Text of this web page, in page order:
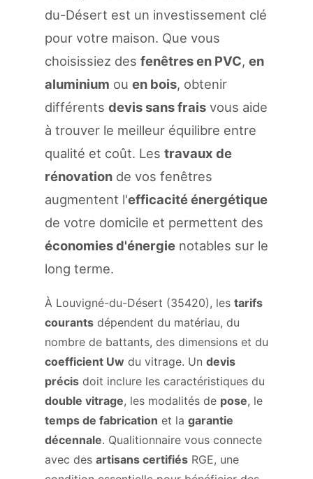
du-Désert est un investissement clé
pour votre maison. Que vous
choisissiez des fenêtres en PVC, en
aluminium ou en bois, obtenir
différents devis sans frais vous aide
à trouver le meilleur équilibre entre
qualité et coût. Les travaux de
rénovation de vos fenêtres
augmentent l'efficacité énergétique
de votre domicile et permettent des
économies d'énergie notables sur le
long terme.
À Louvigné-du-Désert (35420), les tarifs
courants dépendent du matériau, du
nombre de battants, des dimensions et du
coefficient Uw du vitrage. Un devis
précis doit inclure les caractéristiques du
double vitrage, les modalités de pose, le
temps de fabrication et la garantie
décennale. Qualitionnaire vous connecte
avec des artisans certifiés RGE, une